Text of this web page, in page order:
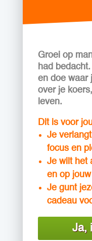
Groei op
had
en doe waar
over je
leven.
Dit is voor
Je
focus en
Je wilt het
en op
Je gunt
cadeau
Ja,